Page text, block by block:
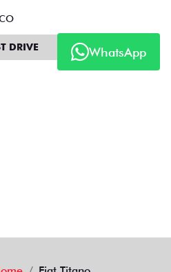
WhatsApp
DRIVE